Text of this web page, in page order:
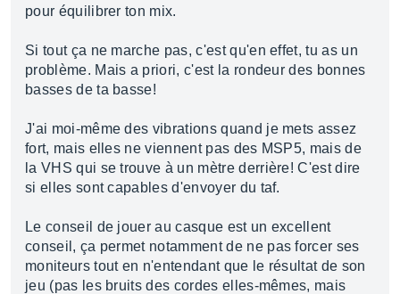
pour équilibrer ton mix.
Si tout ça ne marche pas, c'est qu'en effet, tu as un
problème. Mais a priori, c'est la rondeur des bonnes
basses de ta basse!
J'ai moi-même des vibrations quand je mets assez
fort, mais elles ne viennent pas des MSP5, mais de
la VHS qui se trouve à un mètre derrière! C'est dire
si elles sont capables d'envoyer du taf.
Le conseil de jouer au casque est un excellent
conseil, ça permet notamment de ne pas forcer ses
moniteurs tout en n'entendant que le résultat de son
jeu (pas les bruits des cordes elles-mêmes, mais